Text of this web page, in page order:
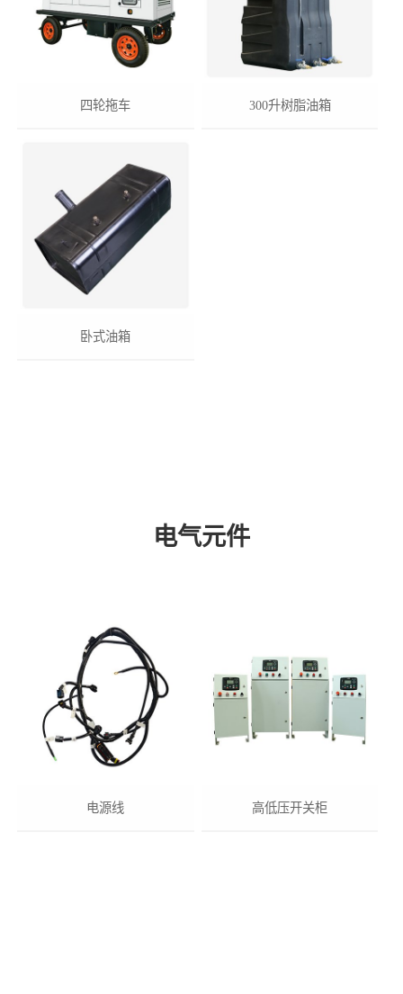
四轮拖车 300升树脂油箱
卧式油箱
电气元件
电源线 高低压开关柜